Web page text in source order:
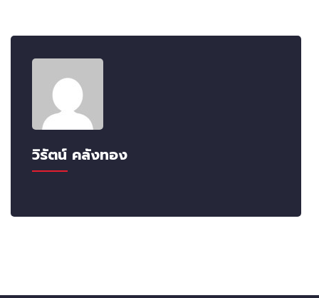
วิรัตน์ คลังทอง